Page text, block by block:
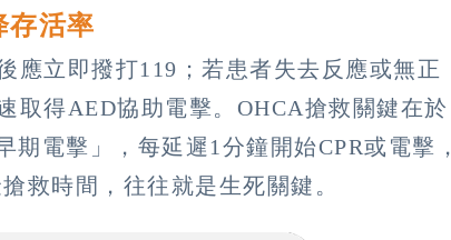
活率
應立即撥打119；若患者失去反應或無正
取得AED協助電擊。OHCA搶救關鍵在於
期電擊」，每延遲1分鐘開始CPR或電擊，
救時間，往往就是生死關鍵。